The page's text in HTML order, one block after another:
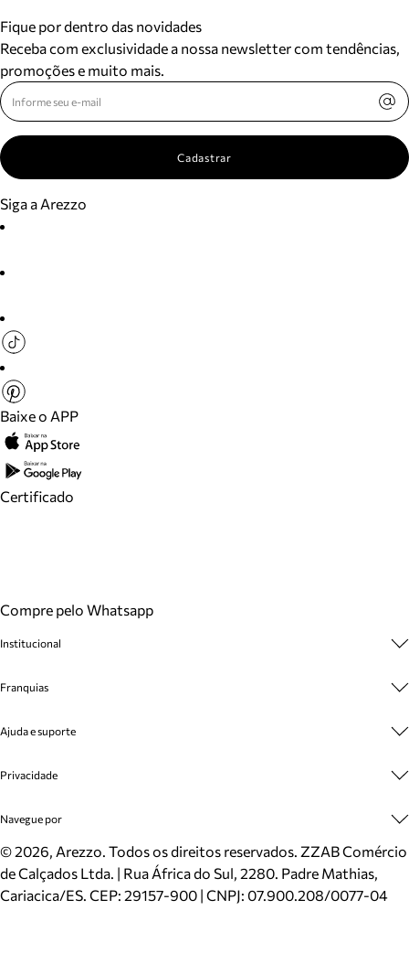
Fique por dentro das novidades
Receba com exclusividade a nossa newsletter com tendências,
promoções e muito mais.
Cadastrar
Siga a Arezzo
Baixe o APP
Certificado
Compre pelo Whatsapp
Institucional
Cashback
Venda Corporativa
Mapa do Site
Inverno
Mundo Arezzo
Franquias
Plano de Negócio
Ajuda e suporte
Cadastro
Meus Pedidos
Trocas e Devoluções
Cartão Presente
Localizador de lojas
Privacidade
Politica e Privacidade
Navegue por
Sapatos
Bolsas
Scarpins
©2026, Arezzo. Todos os direitos reservados. ZZAB Comércio
de Calçados Ltda. | Rua África do Sul, 2280. Padre Mathias,
Cariacica/ES. CEP: 29157-900 | CNPJ: 07.900.208/0077-04